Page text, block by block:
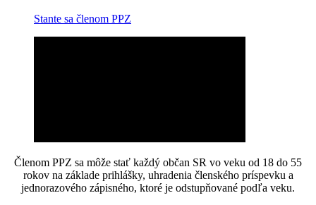
Stante sa členom PPZ
Členom PPZ sa môže stať každý občan SR vo veku od 18 do 55
rokov na základe prihlášky, uhradenia členského príspevku a
jednorazového zápisného, ktoré je odstupňované podľa veku.